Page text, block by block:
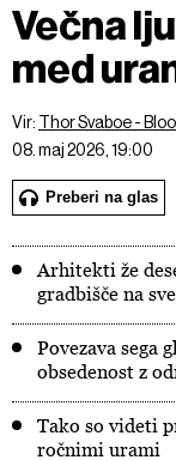
Večna
med
Vir: Thor Svaboe -
08. maj 2026, 19:00
Preberi na glas
Arhitekti že
gradbišče na
Povezava sega
obsedenost z
Tako so videti
ročnimi urami